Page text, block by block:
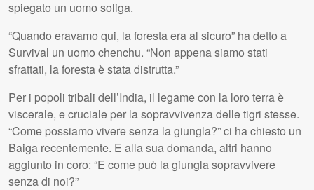
spiegato un uomo soliga.
“Quando eravamo qui, la foresta era al sicuro” ha detto a
Survival un uomo chenchu. “Non appena siamo stati
sfrattati, la foresta è stata distrutta.”
Per i popoli tribali dell’India, il legame con la loro terra è
viscerale, e cruciale per la sopravvivenza delle tigri stesse.
“Come possiamo vivere senza la giungla?” ci ha chiesto un
Baiga recentemente. E alla sua domanda, altri hanno
aggiunto in coro: “E come può la giungla sopravvivere
senza di noi?”